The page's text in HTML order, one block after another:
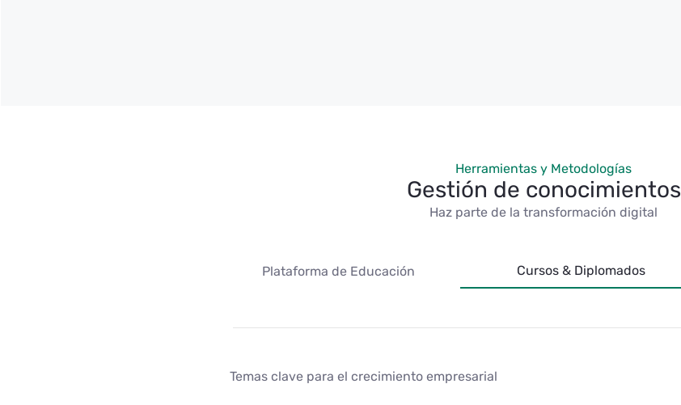
Herramientas y Metodologías
Gestión de conocimientos
Haz parte de la transformación digital
Plataforma de Educación Cursos & Diplomados
Temas clave para el crecimiento empresarial